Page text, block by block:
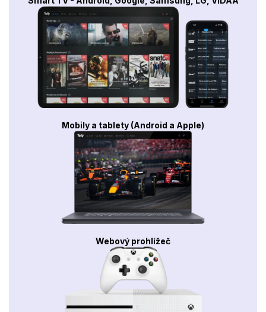
Mobily a tablety (Android a Apple)
Webový prohlížeč